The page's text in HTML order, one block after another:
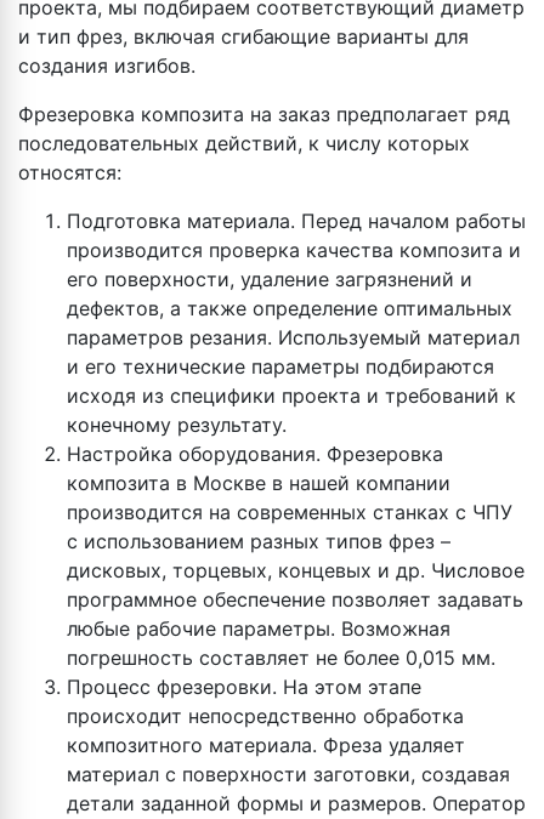
проекта, мы подбираем соответствующий диаметр
и тип фрез, включая сгибающие варианты для
создания изгибов.
Фрезеровка композита на заказ предполагает ряд
последовательных действий, к числу которых
относятся:
Подготовка материала. Перед началом работы
производится проверка качества композита и
его поверхности, удаление загрязнений и
дефектов, а также определение оптимальных
параметров резания. Используемый материал
и его технические параметры подбираются
исходя из специфики проекта и требований к
конечному результату.
Настройка оборудования. Фрезеровка
композита в Москве в нашей компании
производится на современных станках с ЧПУ
с использованием разных типов фрез –
дисковых, торцевых, концевых и др. Числовое
программное обеспечение позволяет задавать
любые рабочие параметры. Возможная
погрешность составляет не более 0,015 мм.
Процесс фрезеровки. На этом этапе
происходит непосредственно обработка
композитного материала. Фреза удаляет
материал с поверхности заготовки, создавая
детали заданной формы и размеров. Оператор